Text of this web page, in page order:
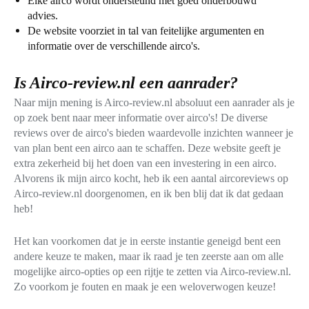
advies.
De website voorziet in tal van feitelijke argumenten en
informatie over de verschillende airco's.
Is Airco-review.nl een aanrader?
Naar mijn mening is Airco-review.nl absoluut een aanrader als je
op zoek bent naar meer informatie over airco's! De diverse
reviews over de airco's bieden waardevolle inzichten wanneer je
van plan bent een airco aan te schaffen. Deze website geeft je
extra zekerheid bij het doen van een investering in een airco.
Alvorens ik mijn airco kocht, heb ik een aantal aircoreviews op
Airco-review.nl doorgenomen, en ik ben blij dat ik dat gedaan
heb!
Het kan voorkomen dat je in eerste instantie geneigd bent een
andere keuze te maken, maar ik raad je ten zeerste aan om alle
mogelijke airco-opties op een rijtje te zetten via Airco-review.nl.
Zo voorkom je fouten en maak je een weloverwogen keuze!